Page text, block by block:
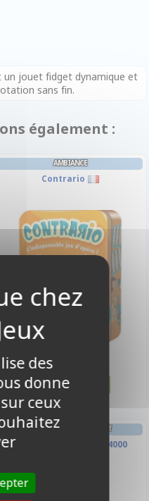
un jouet fidget dynamique et
sans fin.
également :
AMBIANCE
Contrario
Disponible
DECK BOX ET RANGEMENT
Boîte De Rangement 4000
des
donne
ceux